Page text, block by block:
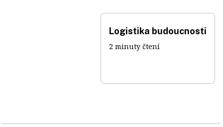
Logistika budoucnosti
2 minuty čtení